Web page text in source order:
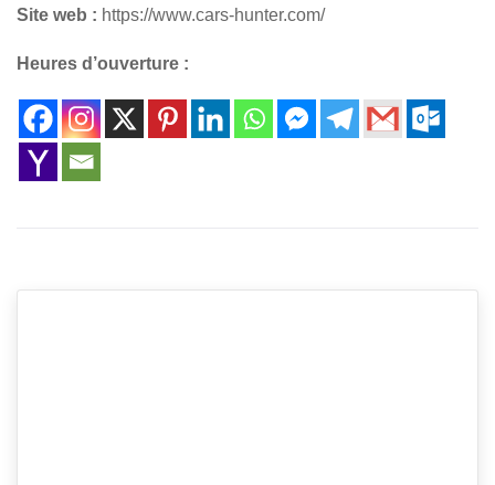
Site web : https://www.cars-hunter.com/
Heures d’ouverture :